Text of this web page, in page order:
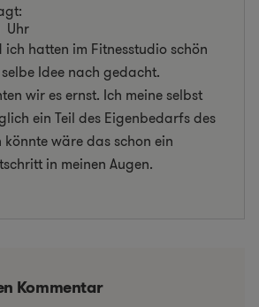
Uhr
ich hatten im Fitnesstudio schön
Idee nach gedacht.
wir es ernst. Ich meine selbst
ein Teil des Eigenbedarfs des
könnte wäre das schon ein
in meinen Augen.
Kommentar